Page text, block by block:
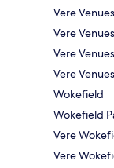
Vere
Vere
Vere
Vere
Wokefield
Wokefield
Vere
Vere